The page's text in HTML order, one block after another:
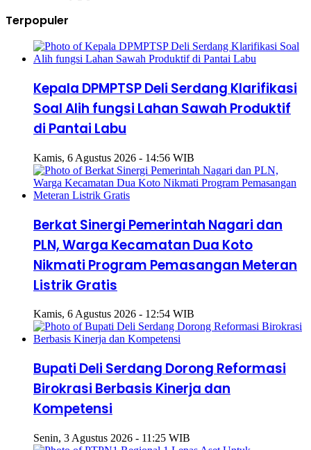
Terpopuler
Kepala DPMPTSP Deli Serdang Klarifikasi
Soal Alih fungsi Lahan Sawah Produktif
di Pantai Labu
Kamis, 6 Agustus 2026 - 14:56 WIB
Berkat Sinergi Pemerintah Nagari dan
PLN, Warga Kecamatan Dua Koto
Nikmati Program Pemasangan Meteran
Listrik Gratis
Kamis, 6 Agustus 2026 - 12:54 WIB
Bupati Deli Serdang Dorong Reformasi
Birokrasi Berbasis Kinerja dan
Kompetensi
Senin, 3 Agustus 2026 - 11:25 WIB